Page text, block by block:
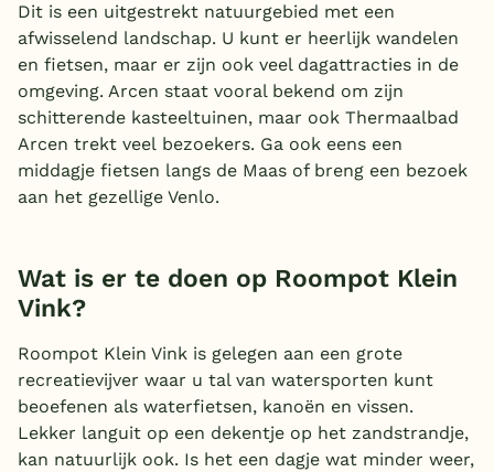
Dit is een uitgestrekt natuurgebied met een
afwisselend landschap. U kunt er heerlijk wandelen
en fietsen, maar er zijn ook veel dagattracties in de
omgeving. Arcen staat vooral bekend om zijn
schitterende kasteeltuinen, maar ook Thermaalbad
Arcen trekt veel bezoekers. Ga ook eens een
middagje fietsen langs de Maas of breng een bezoek
aan het gezellige Venlo.
Wat is er te doen op Roompot Klein
Vink?
Roompot Klein Vink is gelegen aan een grote
recreatievijver waar u tal van watersporten kunt
beoefenen als waterfietsen, kanoën en vissen.
Lekker languit op een dekentje op het zandstrandje,
kan natuurlijk ook. Is het een dagje wat minder weer,